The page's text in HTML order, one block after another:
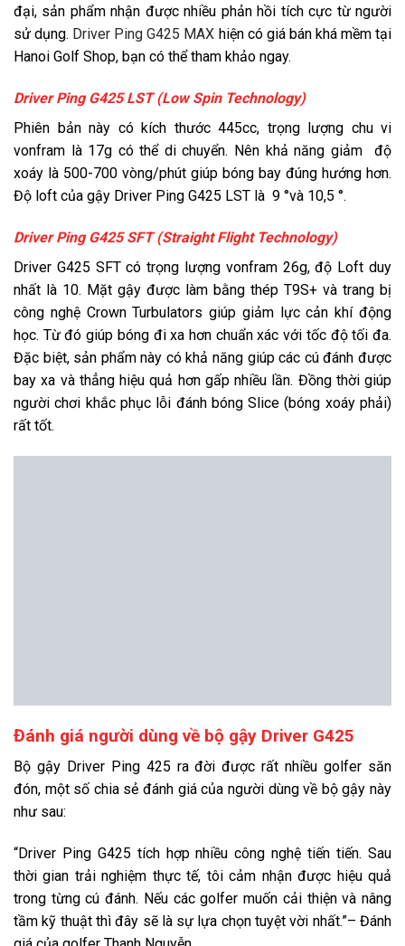
đại, sản phẩm nhận được nhiều phản hồi tích cực từ người
sử dụng. Driver Ping G425 MAX hiện có giá bán khá mềm tại
Hanoi Golf Shop, bạn có thể tham khảo ngay.
Driver Ping G425 LST (Low Spin Technology)
Phiên bản này có kích thước 445cc, trọng lượng chu vi
vonfram là 17g có thể di chuyển. Nên khả năng giảm độ
xoáy là 500-700 vòng/phút giúp bóng bay đúng hướng hơn.
Độ loft của gậy Driver Ping G425 LST là 9 °và 10,5 °.
Driver Ping G425 SFT (Straight Flight Technology)
Driver G425 SFT có trọng lượng vonfram 26g, độ Loft duy
nhất là 10. Mặt gậy được làm bằng thép T9S+ và trang bị
công nghệ Crown Turbulators giúp giảm lực cản khí động
học. Từ đó giúp bóng đi xa hơn chuẩn xác với tốc độ tối đa.
Đặc biệt, sản phẩm này có khả năng giúp các cú đánh được
bay xa và thẳng hiệu quả hơn gấp nhiều lần. Đồng thời giúp
người chơi khắc phục lỗi đánh bóng Slice (bóng xoáy phải)
rất tốt.
Đánh giá người dùng về bộ gậy Driver G425
Bộ gậy Driver Ping 425 ra đời được rất nhiều golfer săn
đón, một số chia sẻ đánh giá của người dùng về bộ gậy này
như sau:
“Driver Ping G425 tích hợp nhiều công nghệ tiến tiến. Sau
thời gian trải nghiệm thực tế, tôi cảm nhận được hiệu quả
trong từng cú đánh. Nếu các golfer muốn cải thiện và nâng
tầm kỹ thuật thì đây sẽ là sự lựa chọn tuyệt vời nhất.”– Đánh